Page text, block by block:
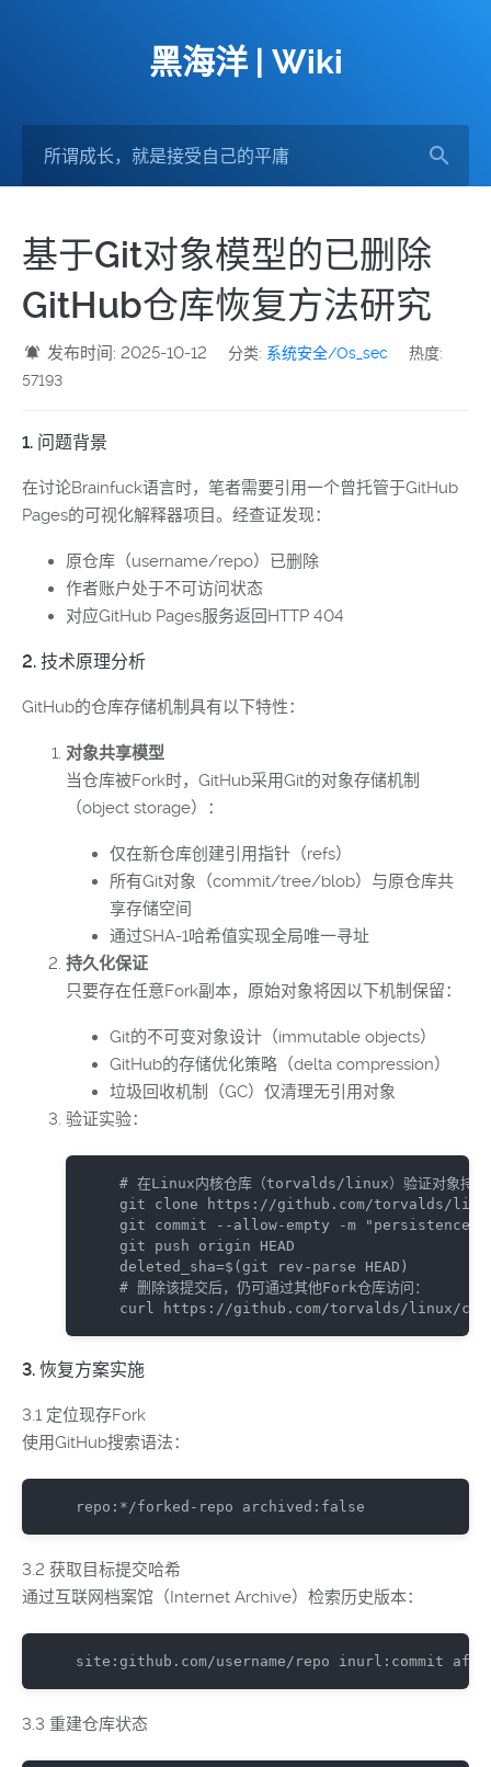
黑海洋 | Wiki
基于Git对象模型的已删除
GitHub仓库恢复方法研究
发布时间: 2025-10-12 分类: 系统安全/Os_sec
热度:
57193
1. 问题背景
在讨论Brainfuck语言时，笔者需要引用一个曾托管于GitHub
Pages的可视化解释器项目。经查证发现：
原仓库（username/repo）已删除
作者账户处于不可访问状态
对应GitHub Pages服务返回HTTP 404
2. 技术原理分析
GitHub的仓库存储机制具有以下特性：
对象共享模型
当仓库被Fork时，GitHub采用Git的对象存储机制
（object storage）：
仅在新仓库创建引用指针（refs）
所有Git对象（commit/tree/blob）与原仓库共
享存储空间
通过SHA-1哈希值实现全局唯一寻址
持久化保证
只要存在任意Fork副本，原始对象将因以下机制保留：
Git的不可变对象设计（immutable objects）
GitHub的存储优化策略（delta compression）
垃圾回收机制（GC）仅清理无引用对象
验证实验：
# 在Linux内核仓库（torvalds/linux）验证对象持久
git
git commit --allow-empty -m
"persistence
git
deleted_sha=$(git rev-parse HEAD )
# 删除该提交后，仍可通过其他Fork仓库访问：
curl https://github.com/torvalds/linux/
3. 恢复方案实施
3.1 定位现存Fork
使用GitHub搜索语法：
repo:*/forked-repo archived:false
3.2 获取目标提交哈希
通过互联网档案馆（Internet Archive）检索历史版本：
site:github.com/username/repo inurl:commit
3.3 重建仓库状态